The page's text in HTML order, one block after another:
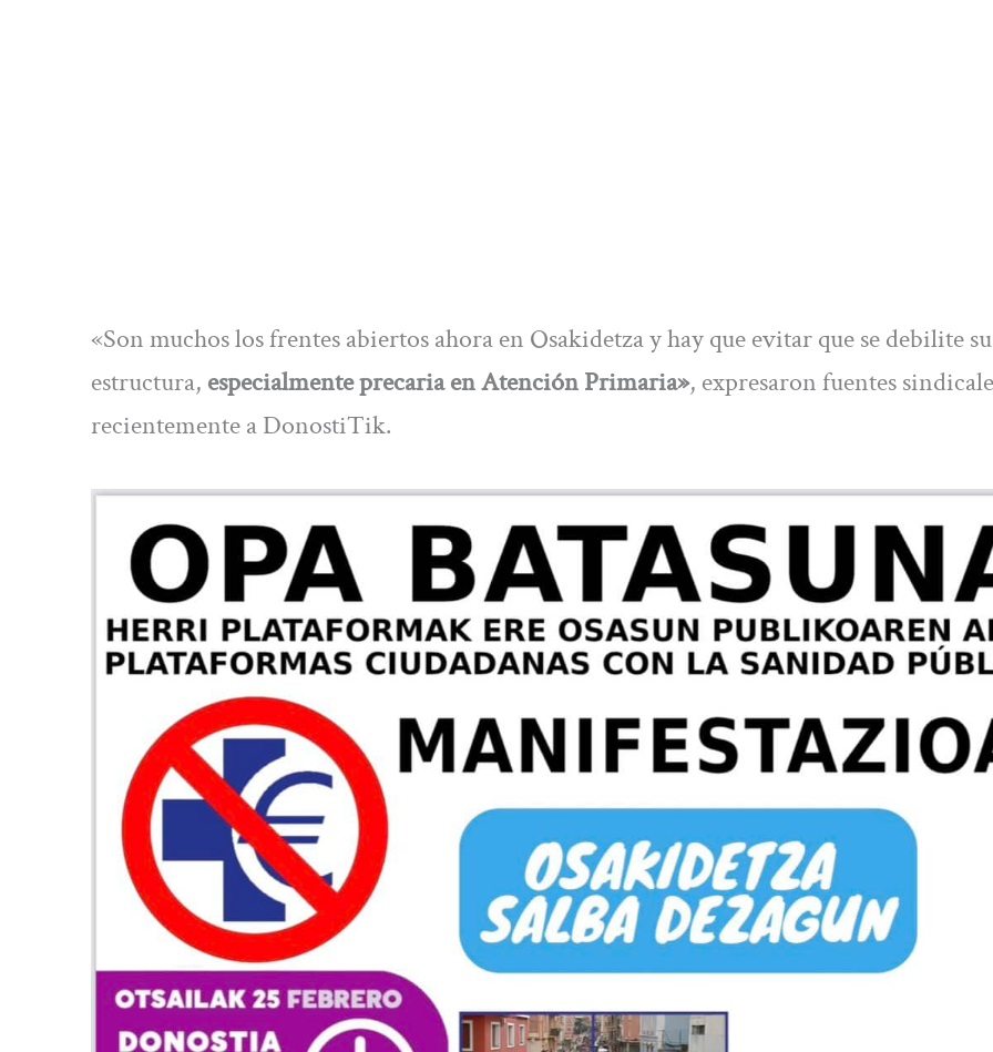
«Son muchos los frentes abiertos ahora en Osakidetza y hay que evitar que se debilite su
estructura, especialmente precaria en Atención Primaria», expresaron fuentes
recientemente a DonostiTik.